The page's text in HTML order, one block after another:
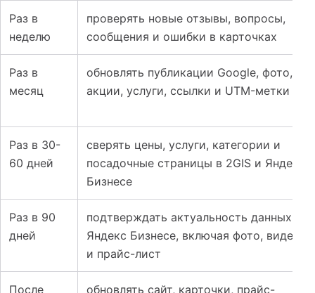
Раз в
неделю
проверять новые отзывы, вопросы,
сообщения и ошибки в карточках
Раз в
месяц
обновлять публикации Google, фото,
акции, услуги, ссылки и UTM-метки
Раз в 30-
60 дней
сверять цены, услуги, категории и
посадочные страницы в 2GIS и Яндекс
Бизнесе
Раз в 90
дней
подтверждать актуальность данных в
Яндекс Бизнесе, включая фото, видео
и прайс-лист
После
обновлять сайт, карточки, прайс-